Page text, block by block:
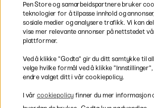
* Spesifikke
voluminøse
Rask og smidig
Pen Store og samarbeidspartnere bruker
teknologier for å tilpasse innhold og
sosiale medier og analysere trafikk. Vi kan
vise mer relevante annonser på nettstedet
plattformer.
Ved å klikke ”Godta” gir du ditt samtykke til
velge hvilke formål ved å klikke
endre valget ditt i vår cookiepolicy.
I vår cookiepolicy finner du mer informasjon